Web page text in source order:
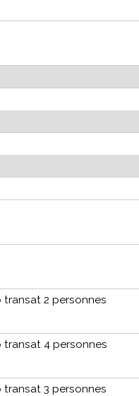
transat 2 personnes
transat 4 personnes
transat 3 personnes